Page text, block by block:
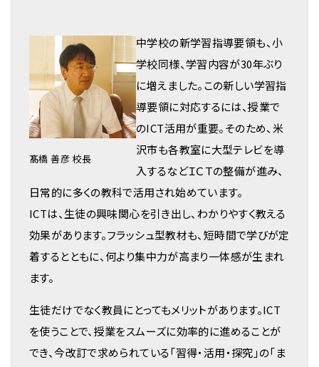
髙橋 善彦 校長
中学校の新学習指導要領も、小
学校同様、学習内容が30年ぶり
に増えました。この新しい学習指
導要領に対応するには、授業で
のICT活用が重要。そのため、米
沢市も各教室に大型テレビを導
入するなどＩＣＴの整備が進み、
日常的に多くの教科で活用され始めています。
ICTは、生徒の興味関心を引き出し、わかりやすく教える
効果があります。フラッシュ型教材も、短時間で学びが定
着するとともに、何より集中力が高まり一体感が生まれ
ます。
生徒だけでなく教員にとってもメリットがあります。ICT
を使うことで、授業をスムーズに効率的に進めることが
でき、今改訂で求められている「習得・活用・探究」の「ま